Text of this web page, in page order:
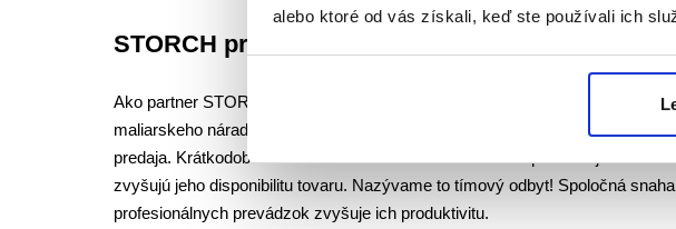
alebo ktoré od vás získali, keď ste používali ich
STORCH pre obchod
Ako partner STORCH je špecializovaný obchod perfektne nastavený. Náš
maliarskeho náradia je optimálne uvádzaný na scénu vďaka vynikajúcemu
predaja. Krátkodobé dodanie a individuálna starostlivosť optimalizujú stav
zvyšujú jeho disponibilitu tovaru. Nazývame to tímový odbyt! Spoločná
profesionálnych prevádzok zvyšuje ich produktivitu.